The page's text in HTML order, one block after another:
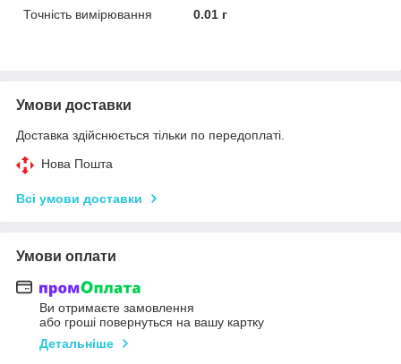
Точність вимірювання 0.01 г
Умови доставки
Доставка здійснюється тільки по передоплаті.
Нова Пошта
Всі умови доставки
Умови оплати
Ви отримаєте замовлення
або гроші повернуться на вашу картку
Детальніше